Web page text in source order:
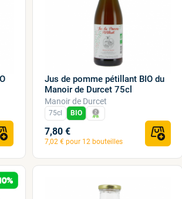
Jus de pomme pétillant BIO du
Manoir de Durcet 75cl
Manoir de Durcet
75cl BIO
7,80 €
7,02 € pour 12 bouteilles